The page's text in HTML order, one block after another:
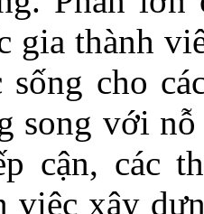
gia thành
cho
song với
cận, các
việc xây